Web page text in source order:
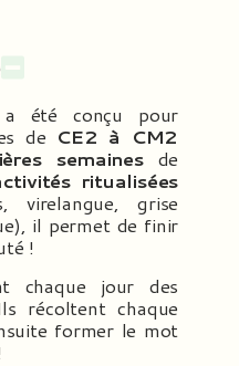
a été conçu pour
de CE2 à CM2
semainesde
ritualisées
virelangue, grise
il permet de finir
!
chaque jour des
récoltent chaque
former le mot